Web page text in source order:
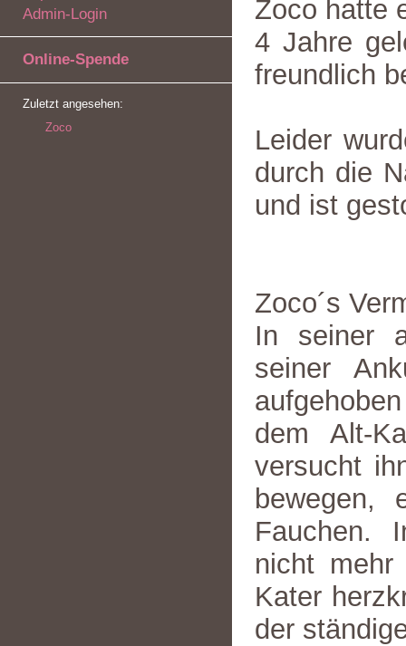
Admin-Login
Online-Spende
Zuletzt angesehen:
Zoco
Zoco hatte
4 Jahre
freundlich
Leider
durch die
und ist
Zoco´s
In seiner
seiner
dem Alt-
versucht
bewegen,
Fauchen.
nicht
Kater
der